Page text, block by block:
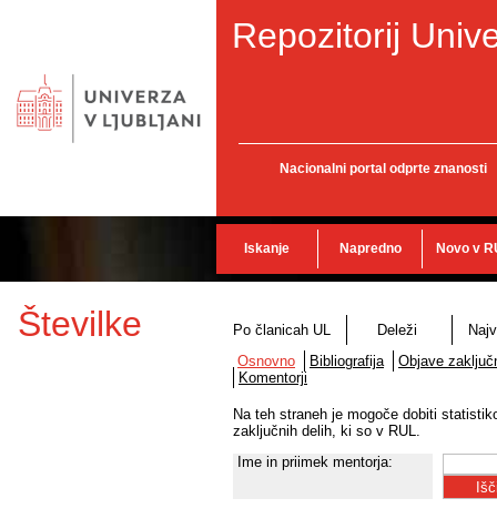
Repozitorij
Nacionalni portal odprte znanosti
Iskanje Napredno Novo v
Številke Po članicah UL Deleži
Osnovno
Bibliografija
Objave
Komentorji
Na teh straneh je mogoče dobiti
zaključnih delih, ki so v RUL.
Ime in priimek mentorja: